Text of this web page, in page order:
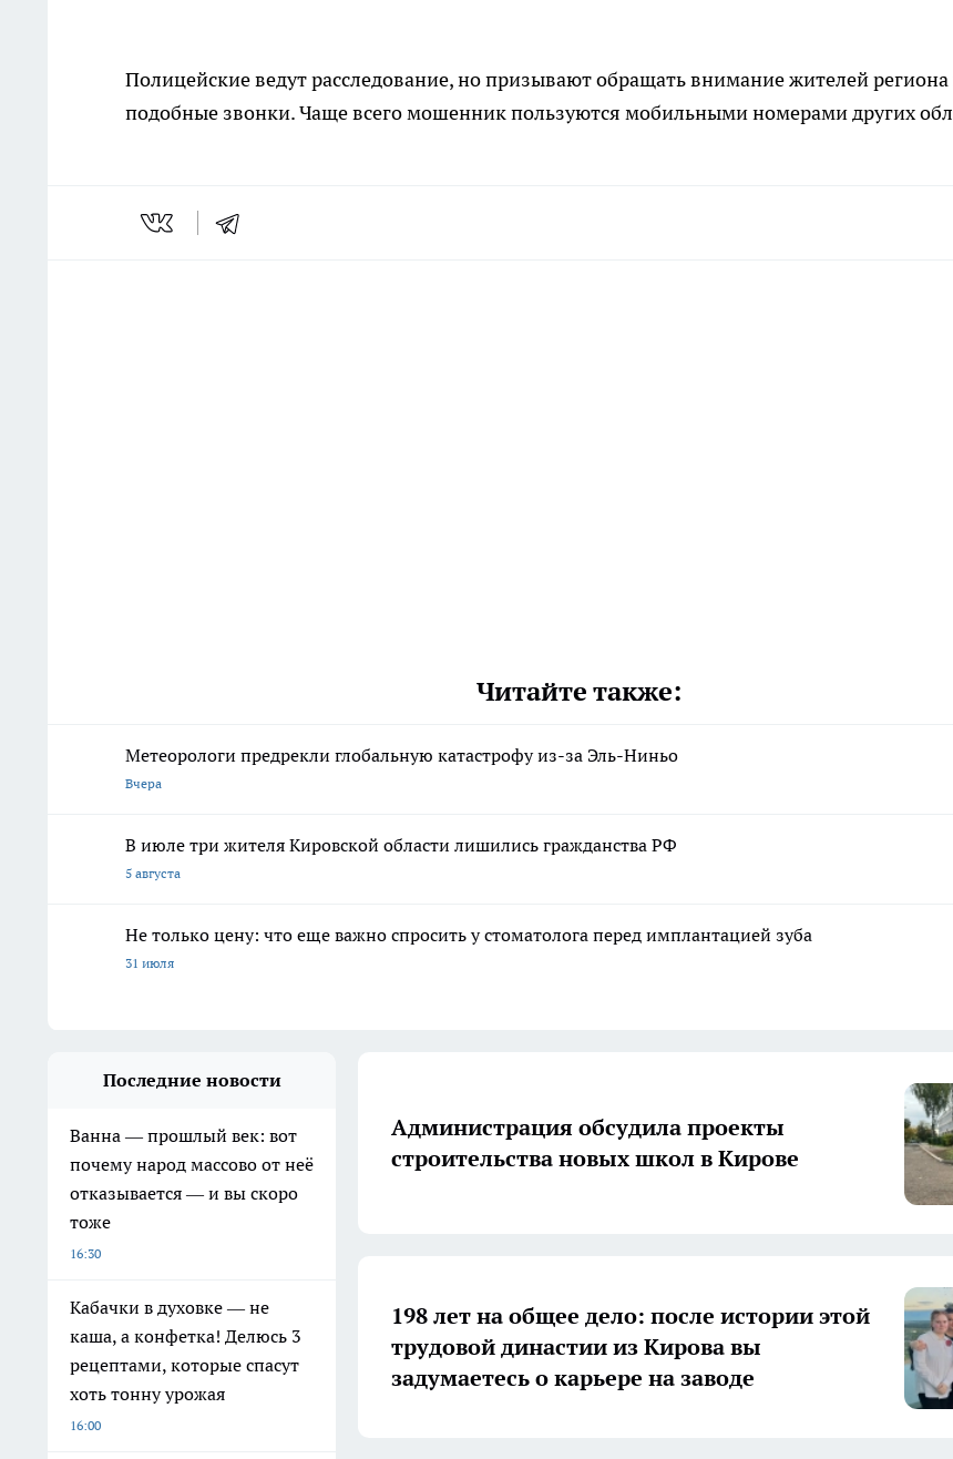
Полицейские ведут расследование, но призывают обращать внимание жителей региона
подобные звонки. Чаще всего мошенник пользуются мобильными номерами других
Читайте также:
Метеорологи предрекли глобальную катастрофу из-за Эль-Ниньо
Вчера
В июле три жителя Кировской области лишились гражданства РФ
5 августа
Не только цену: что еще важно спросить у стоматолога перед имплантацией зуба
31 июля
Последние новости
Ванна — прошлый век: вот
почему народ массово от неё
отказывается — и вы скоро
тоже
16:30
Кабачки в духовке — не
каша, а конфетка! Делюсь 3
рецептами, которые спасут
хоть тонну урожая
16:00
Администрация обсудила проекты
строительства новых школ в Кирове
198 лет на общее дело: после истории этой
трудовой династии из Кирова вы
задумаетесь о карьере на заводе